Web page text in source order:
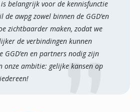
belangrijk voor de kennisfunctie
de awpg zowel binnen de GGD’en
zichtbaarder maken, zodat we
de verbindingen kunnen
GGD’en en partners nodig zijn
onze ambitie: gelijke kansen op